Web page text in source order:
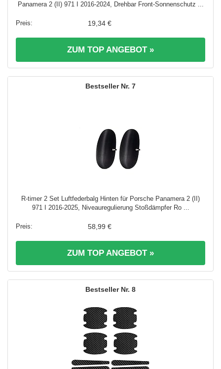
Panamera 2 (II) 971 I 2016-2024, Drehbar Front-Sonnenschutz ...
19,34 €
ZUM TOP ANGEBOT »
7
R-timer 2 Set Luftfederbalg Hinten für Porsche Panamera 2 (II)
971 I 2016-2025, Niveauregulierung Stoßdämpfer Ro ...
58,99 €
ZUM TOP ANGEBOT »
8